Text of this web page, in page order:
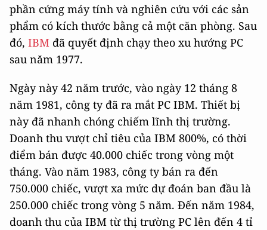
phần cứng máy tính và nghiên cứu với các sản
phẩm có kích thước bằng cả một căn phòng. Sau
đó, IBM đã quyết định chạy theo xu hướng PC
sau năm 1977.
Ngày này 42 năm trước, vào ngày 12 tháng 8
năm 1981, công ty đã ra mắt PC IBM. Thiết bị
này đã nhanh chóng chiếm lĩnh thị trường.
Doanh thu vượt chỉ tiêu của IBM 800%, có thời
điểm bán được 40.000 chiếc trong vòng một
tháng. Vào năm 1983, công ty bán ra đến
750.000 chiếc, vượt xa mức dự đoán ban đầu là
250.000 chiếc trong vòng 5 năm. Đến năm 1984,
doanh thu của IBM từ thị trường PC lên đến 4 tỉ